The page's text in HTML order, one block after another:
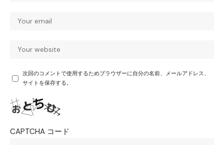
次回のコメントで使用するためブラウザーに自分の名前、メールアドレス、
サイトを保存する。
CAPTCHA コード